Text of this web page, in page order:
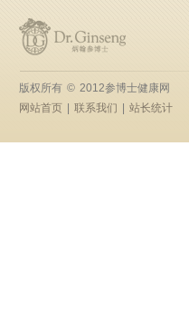
版权所有 © 2012参博士健康网
网站首页
联系我们 站长统计